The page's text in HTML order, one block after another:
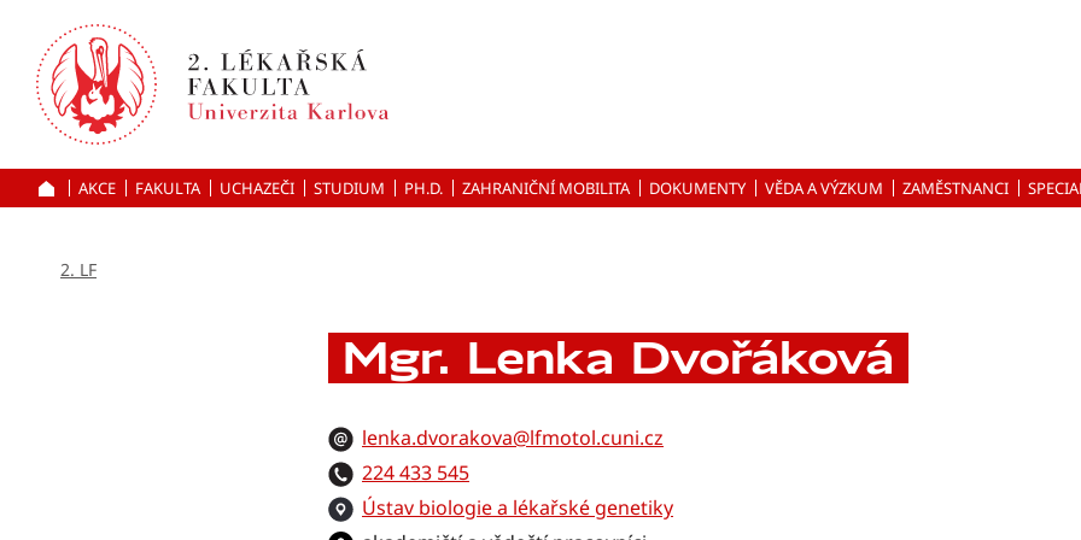
k hlavnímu
obsahu
ÚVOD
AKCE FAKULTA UCHAZEČI STUDIUM PH.D. ZAHRANIČNÍ MOBILITA DOKUMENTY VĚDA A VÝZKUM ZAMĚSTNANCI
2. LF
Mgr. Lenka Dvořáková
lenka.dvorakova@lfmotol.cuni.cz
224 433 545
Ústav biologie a lékařské genetiky